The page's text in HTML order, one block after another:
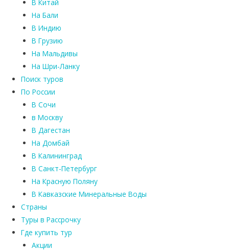
В Китай
На Бали
В Индию
В Грузию
На Мальдивы
На Шри-Ланку
Поиск туров
По России
В Сочи
в Москву
В Дагестан
На Домбай
В Калининград
В Санкт-Петербург
На Красную Поляну
В Кавказские Минеральные Воды
Страны
Туры в Рассрочку
Где купить тур
Акции